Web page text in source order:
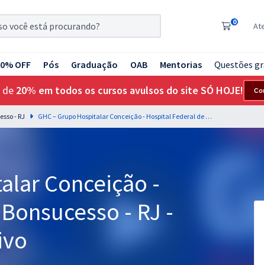
0
OFF Pós Graduação OAB Mentorias Questões
de 20% em todos os cursos avulsos do site SÓ HOJE!
- RJ GHC – Grupo Hospitalar Conceição - Hospital Federal de Bonsucesso - RJ - Auxiliar Administrativo
Conceição -
- RJ -